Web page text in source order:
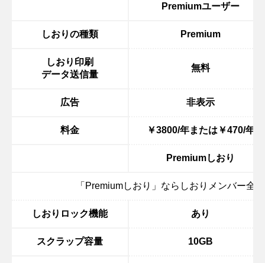
Premiumユーザー
しおりの種類 Premium
しおり印刷
データ送信量
無料
広告 非表示
料金 ￥3800/年または￥470/年
Premiumしおり
「Premiumしおり」ならしおりメンバー全
しおりロック機能 あり
スクラップ容量 10GB